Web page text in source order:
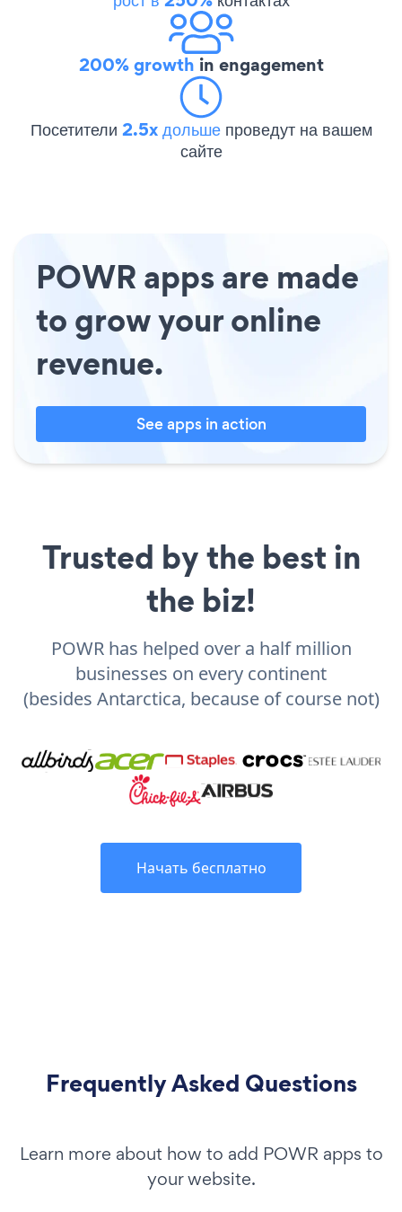
200% growth in engagement
Посетители 2.5x дольше проведут на вашем
сайте
POWR apps are made
to grow your online
revenue.
See apps in action
Trusted by the best in
the biz!
POWR has helped over a half million
businesses on every continent
(besides Antarctica, because of course not)
Начать бесплатно
Frequently Asked Questions
Learn more about how to add POWR apps to
your website.